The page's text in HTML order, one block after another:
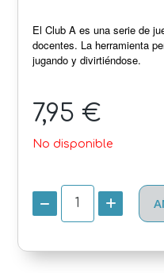
El Club A es una serie de
docentes. La herramienta
jugando y divirtiéndose.
7,95 €
No disponible